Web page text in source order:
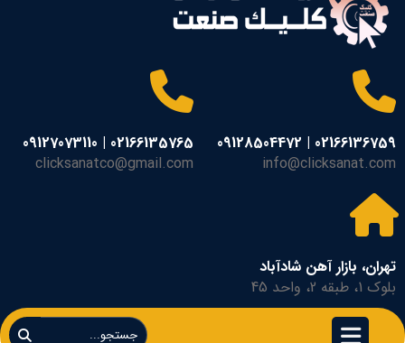
02166136759 | 09128504472
info@clicksanat.com
02166135765 | 09127073110
clicksanatco@gmail.com
تهران، بازار آهن شادآباد
بلوک 1، طبقه 2، واحد 45